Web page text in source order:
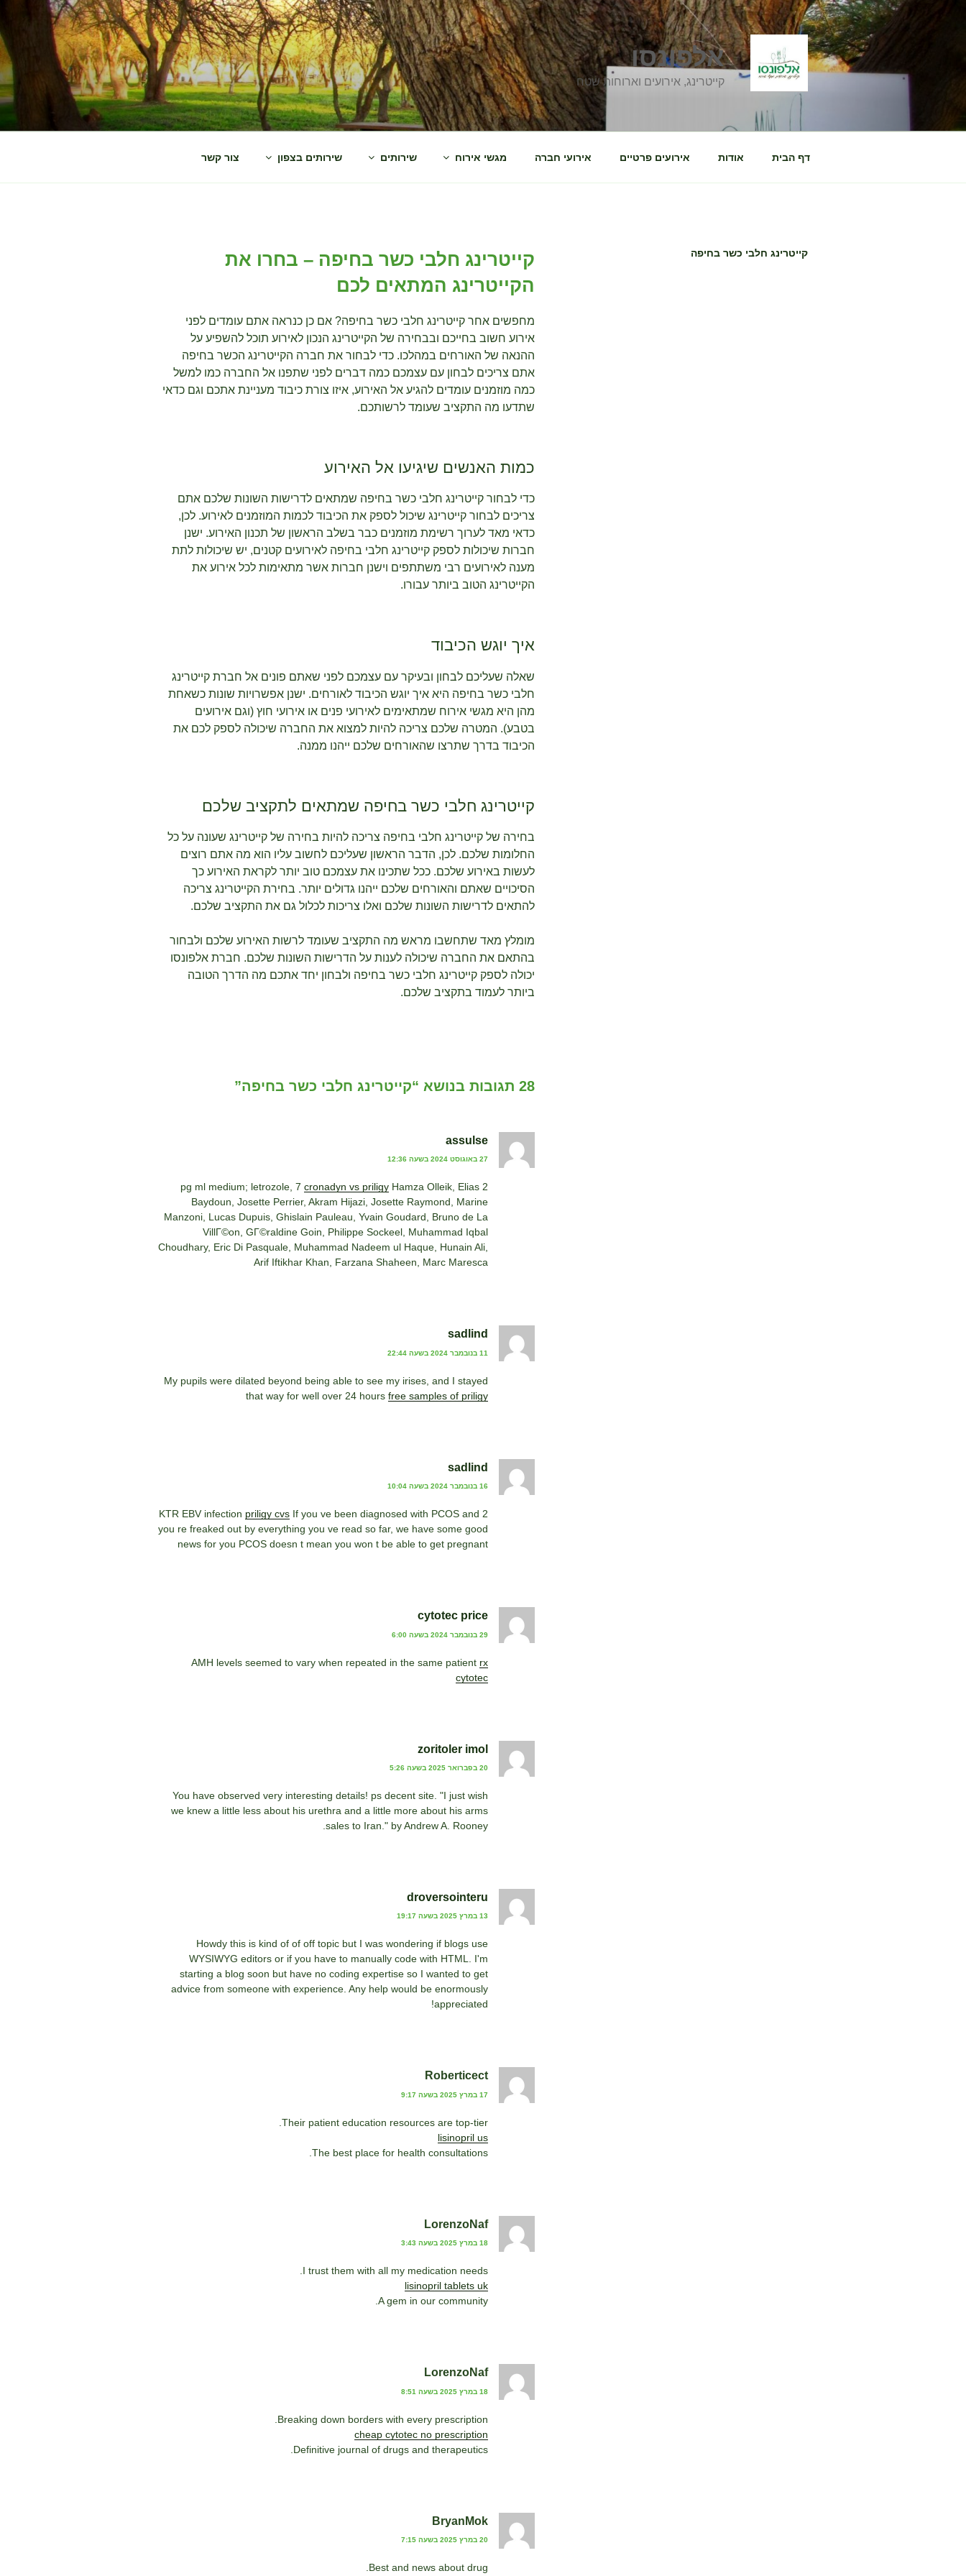
אלפונסו
קייטרינג, אירועים וארוחות שטח
דף הבית אודות אירועים פרטיים אירועי חברה מגשי אירוח שירותים שירותים בצפון צור קשר
קייטרינג חלבי כשר בחיפה
קייטרינג חלבי כשר בחיפה – בחרו את
הקייטרינג המתאים לכם
מחפשים אחר קייטרינג חלבי כשר בחיפה? אם כן כנראה אתם עומדים לפני
אירוע חשוב בחייכם ובבחירה של הקייטרינג הנכון לאירוע תוכל להשפיע על
ההנאה של האורחים במהלכו. כדי לבחור את חברה הקייטרינג הכשר בחיפה
אתם צריכים לבחון עם עצמכם כמה דברים לפני שתפנו אל החברה כמו למשל
כמה מוזמנים עומדים להגיע אל האירוע, איזו צורת כיבוד מעניינת אתכם וגם כדאי
שתדעו מה התקציב שעומד לרשותכם.
כמות האנשים שיגיעו אל האירוע
כדי לבחור קייטרינג חלבי כשר בחיפה שמתאים לדרישות השונות שלכם אתם
צריכים לבחור קייטרינג שיכול לספק את הכיבוד לכמות המוזמנים לאירוע. לכן,
כדאי מאד לערוך רשימת מוזמנים כבר בשלב הראשון של תכנון האירוע. ישנן
חברות שיכולות לספק קייטרינג חלבי בחיפה לאירועים קטנים, יש שיכולות לתת
מענה לאירועים רבי משתתפים וישנן חברות אשר מתאימות לכל אירוע את
הקייטרינג הטוב ביותר עבורו.
איך יוגש הכיבוד
שאלה שעליכם לבחון ובעיקר עם עצמכם לפני שאתם פונים אל חברת קייטרינג
חלבי כשר בחיפה היא איך יוגש הכיבוד לאורחים. ישנן אפשרויות שונות כשאחת
מהן היא מגשי אירוח שמתאימים לאירועי פנים או אירועי חוץ (וגם אירועים
בטבע). המטרה שלכם צריכה להיות למצוא את החברה שיכולה לספק לכם את
הכיבוד בדרך שתרצו שהאורחים שלכם ייהנו ממנה.
קייטרינג חלבי כשר בחיפה שמתאים לתקציב שלכם
בחירה של קייטרינג חלבי בחיפה צריכה להיות בחירה של קייטרינג שעונה על כל
החלומות שלכם. לכן, הדבר הראשון שעליכם לחשוב עליו הוא מה אתם רוצים
לעשות באירוע שלכם. ככל שתכינו את עצמכם טוב יותר לקראת האירוע כך
הסיכויים שאתם והאורחים שלכם ייהנו גדולים יותר. בחירת הקייטרינג צריכה
להתאים לדרישות השונות שלכם ואלו צריכות לכלול גם את התקציב שלכם.
מומלץ מאד שתחשבו מראש מה התקציב שעומד לרשות האירוע שלכם ולבחור
בהתאם את החברה שיכולה לענות על הדרישות השונות שלכם. חברת אלפונסו
יכולה לספק קייטרינג חלבי כשר בחיפה ולבחון יחד אתכם מה הדרך הטובה
ביותר לעמוד בתקציב שלכם.
28 תגובות בנושא “קייטרינג חלבי כשר בחיפה”
assulse
27 באוגוסט 2024 בשעה 12:36
2 pg ml medium; letrozole, 7
cronadyn vs priligy Hamza Olleik, Elias
Baydoun, Josette Perrier, Akram Hijazi, Josette Raymond, Marine
Manzoni, Lucas Dupuis, Ghislain Pauleau, Yvain Goudard, Bruno de La
VillГ©on, GГ©raldine Goin, Philippe Sockeel, Muhammad Iqbal
Choudhary, Eric Di Pasquale, Muhammad Nadeem ul Haque, Hunain Ali,
Arif Iftikhar Khan, Farzana Shaheen, Marc Maresca
sadlind
11 בנובמבר 2024 בשעה 22:44
My pupils were dilated beyond being able to see my irises, and I stayed
that way for well over 24 hoursfree samples of priligy
sadlind
16 בנובמבר 2024 בשעה 10:04
2 KTR EBV infection
priligy cvs If you ve been diagnosed with PCOS and
you re freaked out by everything you ve read so far, we have some good
news for you PCOS doesn t mean you won t be able to get pregnant
cytotec price
29 בנובמבר 2024 בשעה 6:00
AMH levels seemed to vary when repeated in the same patient rx
cytotec
zoritoler imol
20 בפברואר 2025 בשעה 5:26
You have observed very interesting details! ps decent site. "I just wish
we knew a little less about his urethra and a little more about his arms
sales to Iran." by Andrew A. Rooney.
droversointeru
13 במרץ 2025 בשעה 19:17
Howdy this is kind of of off topic but I was wondering if blogs use
WYSIWYG editors or if you have to manually code with HTML. I'm
starting a blog soon but have no coding expertise so I wanted to get
advice from someone with experience. Any help would be enormously
appreciated!
Roberticect
17 במרץ 2025 בשעה 9:17
Their patient education resources are top-tier.
lisinopril us
The best place for health consultations.
LorenzoNaf
18 במרץ 2025 בשעה 3:43
I trust them with all my medication needs.
lisinopril tablets uk
A gem in our community.
LorenzoNaf
18 במרץ 2025 בשעה 8:51
Breaking down borders with every prescription.
cheap cytotec no prescription
Definitive journal of drugs and therapeutics.
BryanMok
20 במרץ 2025 בשעה 7:15
Best and news about drug.